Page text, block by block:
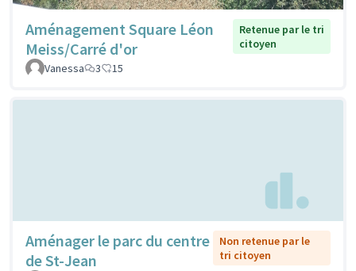
Aménagement Square Léon
Meiss/Carré d'or
Retenue par le tri
citoyen
Vanessa
3 15
Aménager le parc du centre
de St-Jean
Non retenue par le
tri citoyen